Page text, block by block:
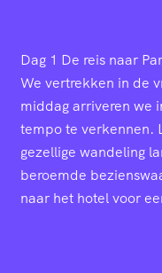
Dag 1 De reis naar
We vertrekken in de
middag arriveren we
tempo te verkennen.
gezellige wandeling
beroemde
naar het hotel voor